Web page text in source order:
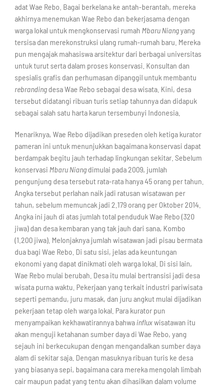
adat Wae Rebo. Bagai berkelana ke antah-berantah, mereka
akhirnya menemukan Wae Rebo dan bekerjasama dengan
warga lokal untuk mengkonservasi rumah Mbaru Niangyang
tersisa dan merekonstruksi ulang rumah-rumah baru. Mereka
pun mengajak mahasiswa arsitektur dari berbagai universitas
untuk turut serta dalam proses konservasi. Konsultan dan
spesialis grafis dan perhumasan dipanggil untuk membantu
rebranding desa Wae Rebo sebagai desa wisata. Kini, desa
tersebut didatangi ribuan turis setiap tahunnya dan didapuk
sebagai salah satu harta karun tersembunyi Indonesia.
Menariknya, Wae Rebo dijadikan preseden oleh ketiga kurator
pameran ini untuk menunjukkan bagaimana konservasi dapat
berdampak begitu jauh terhadap lingkungan sekitar. Sebelum
konservasi Mbaru Niang dimulai pada 2009, jumlah
pengunjung desa tersebut rata-rata hanya 45 orang per tahun.
Angka tersebut perlahan naik jadi ratusan wisatawan per
tahun, sebelum memuncak jadi 2.179 orang per Oktober 2014.
Angka ini jauh di atas jumlah total penduduk Wae Rebo (320
jiwa) dan desa kembaran yang tak jauh dari sana, Kombo
(1.200 jiwa). Melonjaknya jumlah wisatawan jadi pisau bermata
dua bagi Wae Rebo. Di satu sisi, jelas ada keuntungan
ekonomi yang dapat dinikmati oleh warga lokal. Di sisi lain,
Wae Rebo mulai berubah. Desa itu mulai bertransisi jadi desa
wisata purna waktu. Pekerjaan yang terkait industri pariwisata
seperti pemandu, juru masak, dan juru angkut mulai dijadikan
pekerjaan tetap oleh warga lokal. Para kurator pun
menyampaikan kekhawatirannya bahwa influxwisatawan itu
akan menguji ketahanan sumber daya di Wae Rebo, yang
sejauh ini berkecukupan dengan mengandalkan sumber daya
alam di sekitar saja. Dengan masuknya ribuan turis ke desa
yang biasanya sepi, bagaimana cara mereka mengolah limbah
cair maupun padat yang tentu akan dihasilkan dalam volume